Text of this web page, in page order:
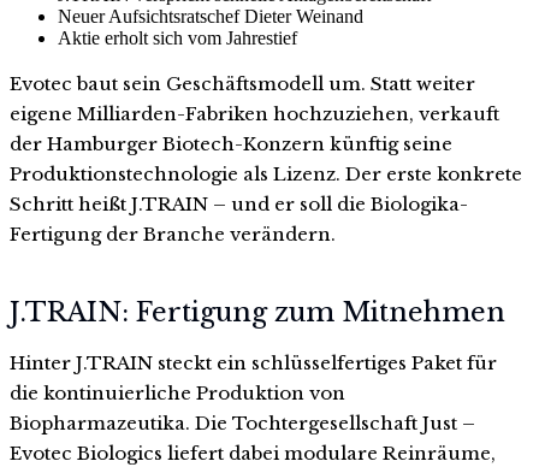
Neuer Aufsichtsratschef Dieter Weinand
Aktie erholt sich vom Jahrestief
Evotec baut sein Geschäftsmodell um. Statt weiter
eigene Milliarden-Fabriken hochzuziehen, verkauft
der Hamburger Biotech-Konzern künftig seine
Produktionstechnologie als Lizenz. Der erste konkrete
Schritt heißt J.TRAIN – und er soll die Biologika-
Fertigung der Branche verändern.
J.TRAIN: Fertigung zum Mitnehmen
Hinter J.TRAIN steckt ein schlüsselfertiges Paket für
die kontinuierliche Produktion von
Biopharmazeutika. Die Tochtergesellschaft Just –
Evotec Biologics liefert dabei modulare Reinräume,